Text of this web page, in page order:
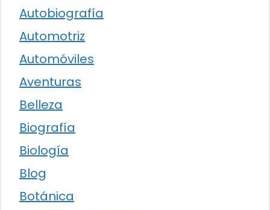
Autobiografía
Automotriz
Automóviles
Aventuras
Belleza
Biografía
Biología
Blog
Botánica